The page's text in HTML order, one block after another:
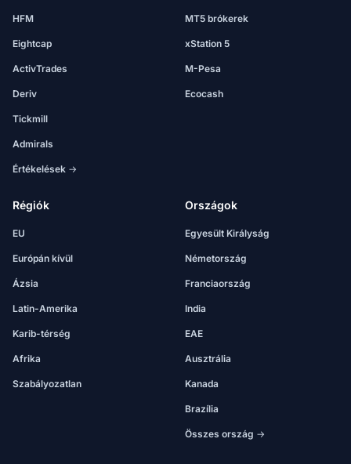
HFM
Eightcap
ActivTrades
Deriv
Tickmill
Admirals
Értékelések →
MT5 brókerek
xStation 5
M-Pesa
Ecocash
Régiók
EU
Európán kívül
Ázsia
Latin-Amerika
Karib-térség
Afrika
Szabályozatlan
Országok
Egyesült Királyság
Németország
Franciaország
India
EAE
Ausztrália
Kanada
Brazília
Összes ország →